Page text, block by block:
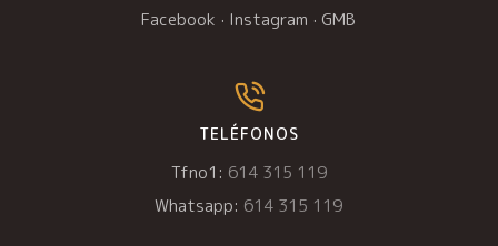
Facebook · Instagram · GMB
TELÉFONOS
Tfno1: 614 315 119
Whatsapp: 614 315 119